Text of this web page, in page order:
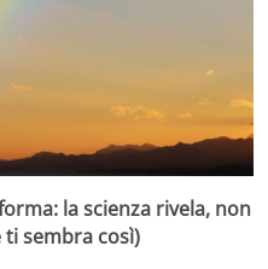
la scienza rivela, non
sembra così)